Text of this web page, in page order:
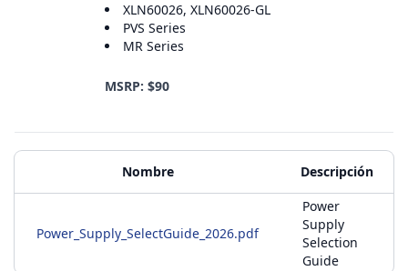
XLN60026, XLN60026-GL
PVS Series
MR Series
MSRP: $90
Materiales adicionales
Nombre Descripción
Power_Supply_SelectGuide_2026.pdf
Power
Supply
Selection
Guide